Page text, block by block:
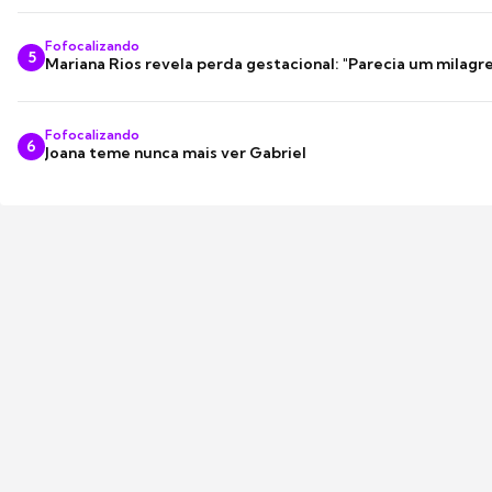
5
Fofocalizando
Mariana Rios revela perda gestacional: "Parecia um
6
Fofocalizando
Joana teme nunca mais ver Gabriel